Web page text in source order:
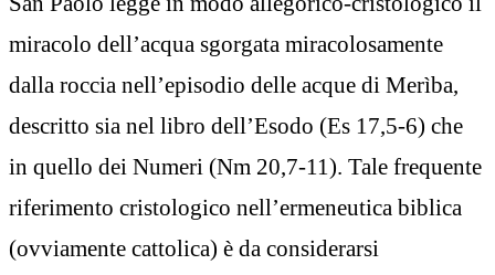
miracolo dell’acqua sgorgata miracolosamente
dalla roccia nell’episodio delle acque di Merìba,
descritto sia nel libro dell’Esodo (Es 17,5-6) che
in quello dei Numeri (Nm 20,7-11). Tale frequente
riferimento cristologico nell’ermeneutica biblica
(ovviamente cattolica) è da considerarsi